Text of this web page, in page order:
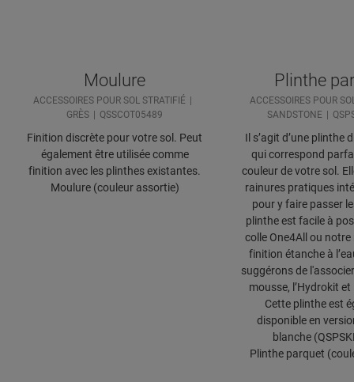
Moulure
ACCESSOIRES POUR SOL STRATIFIÉ
GRÈS
QSSCOT05489
Finition discrète pour votre sol. Peut
également être utilisée comme
finition avec les plinthes existantes.
Moulure (couleur assortie)
Plinthe
ACCESSOIRES POUR
SANDSTONE
Il s’agit d’une plinthe
qui correspond
couleur de votre sol.
rainures pratiques
pour y faire passer
plinthe est facile à
colle One4All ou
finition étanche à
suggérons de
mousse, l’Hydrokit
Cette plinthe est
disponible en
blanche
Plinthe parquet